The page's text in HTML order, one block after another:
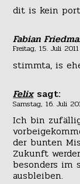
dit is kein
Fabian
Freitag, 15. Juli
stimmta, is
Felix sagt:
Samstag, 16. Juli
Ich bin
der bunten
Zukunft
besonders im
ausbleiben.